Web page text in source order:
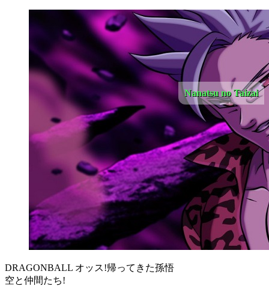
Nanatsu no Taizai
DRAGONBALL オッス!帰ってきた孫悟
空と仲間たち!